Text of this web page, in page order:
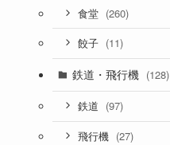
食堂 (260)
餃子 (11)
鉄道・飛行機 (128)
鉄道 (97)
飛行機 (27)